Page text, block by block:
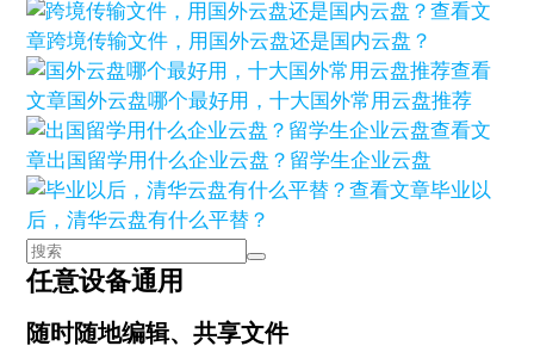
查看文
章跨境传输文件，用国外云盘还是国内云盘？
查看
文章国外云盘哪个最好用，十大国外常用云盘推荐
查看文
章出国留学用什么企业云盘？留学生企业云盘
查看文章毕业以
后，清华云盘有什么平替？
任意设备通用
随时随地编辑、共享文件